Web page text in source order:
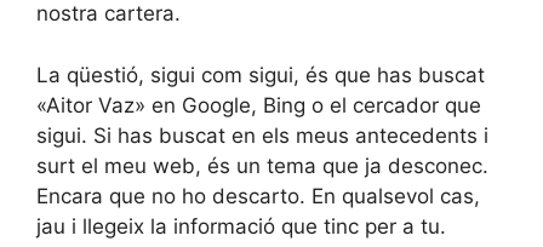
nostra cartera.
La qüestió, sigui com sigui, és que has buscat
«Aitor Vaz» en Google, Bing o el cercador que
sigui. Si has buscat en els meus antecedents i
surt el meu web, és un tema que ja desconec.
Encara que no ho descarto. En qualsevol cas,
jau i llegeix la informació que tinc per a tu.